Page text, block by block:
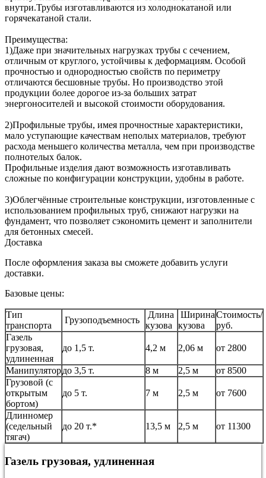
внутри.Трубы изготавливаются из холоднокатаной или
горячекатаной стали.
Преимущества:
1)Даже при значительных нагрузках трубы с сечением,
отличным от круглого, устойчивы к деформациям. Особой
прочностью и однородностью свойств по периметру
отличаются бесшовные трубы. Но производство этой
продукции более дорогое из-за больших затрат
энергоносителей и высокой стоимости оборудования.
2)Профильные трубы, имея прочностные характеристики,
мало уступающие качествам неполых материалов, требуют
расхода меньшего количества металла, чем при производстве
полнотелых балок.
Профильные изделия дают возможность изготавливать
сложные по конфигурации конструкции, удобны в работе.
3)Облегчённые строительные конструкции, изготовленные с
использованием профильных труб, снижают нагрузки на
фундамент, что позволяет сэкономить цемент и заполнители
для бетонных смесей.
Доставка
После оформления заказа вы сможете добавить услуги
доставки.
Базовые цены:
Тип
транспорта
Грузоподъемность
Длина
кузова
Ширина
кузова
Стоимость/
руб.
Газель
грузовая,
удлиненная
до 1,5 т. 4,2 м 2,06 м от 2800
Манипулятордо 3,5 т. 8 м 2,5 м
от 8500
Грузовой (с
открытым
бортом)
до 5 т. 7 м 2,5 м от 7600
Длинномер
(седельный
тягач)
до 20 т.* 13,5 м 2,5 м от 11300
Газель грузовая, удлиненная